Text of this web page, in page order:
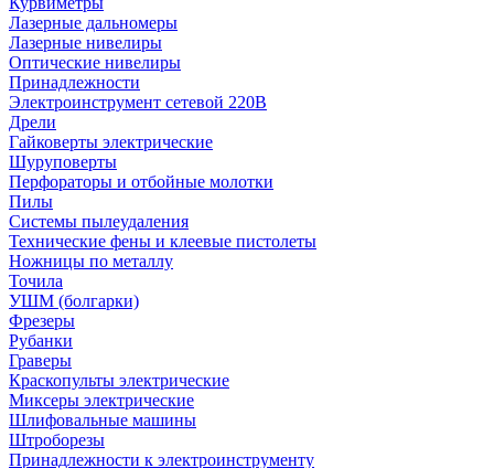
Лазерные дальномеры
Лазерные нивелиры
Оптические нивелиры
Принадлежности
Электроинструмент сетевой 220В
Дрели
Гайковерты электрические
Шуруповерты
Перфораторы и отбойные молотки
Пилы
Системы пылеудаления
Технические фены и клеевые пистолеты
Ножницы по металлу
Точила
УШМ (болгарки)
Фрезеры
Рубанки
Граверы
Краскопульты электрические
Миксеры электрические
Шлифовальные машины
Штроборезы
Принадлежности к электроинструменту